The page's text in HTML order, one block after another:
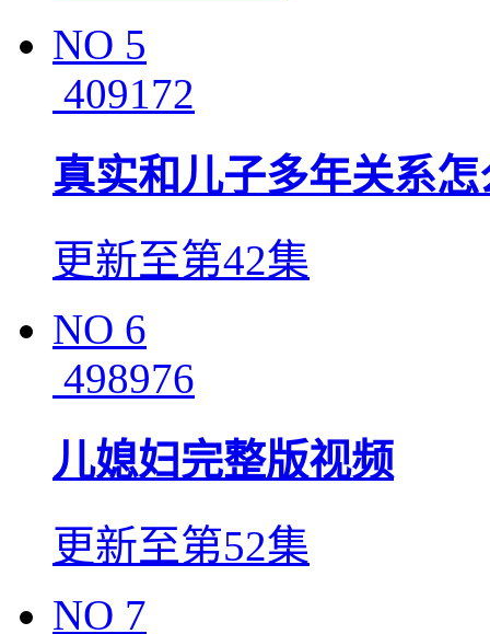
NO 5
409172
真实和儿子多年关系怎
更新至第42集
NO 6
498976
儿媳妇完整版视频
更新至第52集
NO 7